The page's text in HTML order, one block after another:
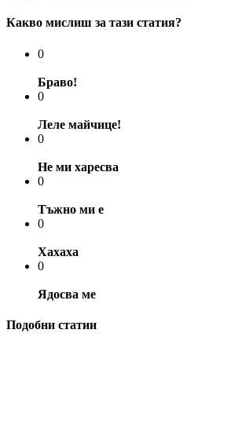
Какво мислиш за тази статия?
0
Браво!
0
Леле майчице!
0
Не ми харесва
0
Тъжно ми е
0
Хахаха
0
Ядосва ме
Подобни статии